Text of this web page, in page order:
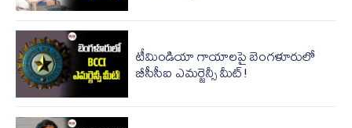
టీమిండియా గాయాలపై బెంగళూరులో
బీసీసీఐ ఎమర్జెన్సీ మీట్!